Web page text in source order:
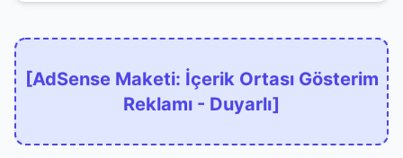
[AdSense Maketi: İçerik Ortası Gösterim
Reklamı - Duyarlı]